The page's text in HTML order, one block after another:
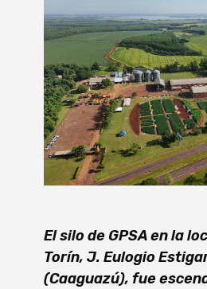
El silo de GPSA en la
Torín, J. Eulogio
(Caaguazú), fue